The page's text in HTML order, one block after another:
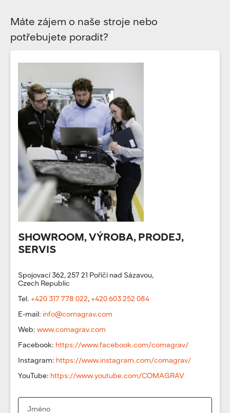
Máte zájem o naše stroje nebo
potřebujete poradit?
SHOWROOM, VÝROBA, PRODEJ,
SERVIS
Spojovací 362, 257 21 Poříčí nad Sázavou,
Czech Republic
Tel. +420 317 778 022, +420 603 252 084
E-mail: info@comagrav.com
Web: www.comagrav.com
Facebook: https://www.facebook.com/comagrav/
Instagram: https://www.instagram.com/comagrav/
YouTube: https://www.youtube.com/COMAGRAV